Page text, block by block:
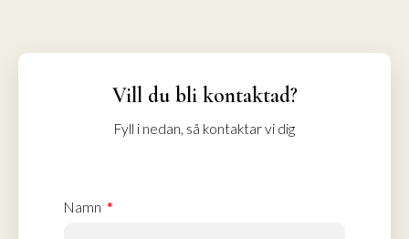
Vill du bli kontaktad?
Fyll i nedan, så kontaktar vi dig
Namn